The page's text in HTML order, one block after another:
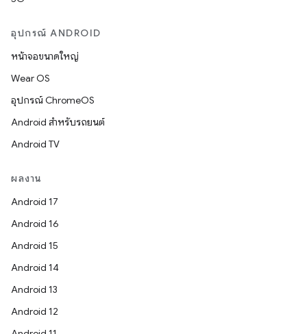
อุปกรณ์ ANDROID
หน้าจอขนาดใหญ่
Wear OS
อุปกรณ์ ChromeOS
Android สำหรับรถยนต์
Android TV
ผลงาน
Android 17
Android 16
Android 15
Android 14
Android 13
Android 12